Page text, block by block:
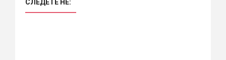
СЛЕДЕТЕ НÈ: